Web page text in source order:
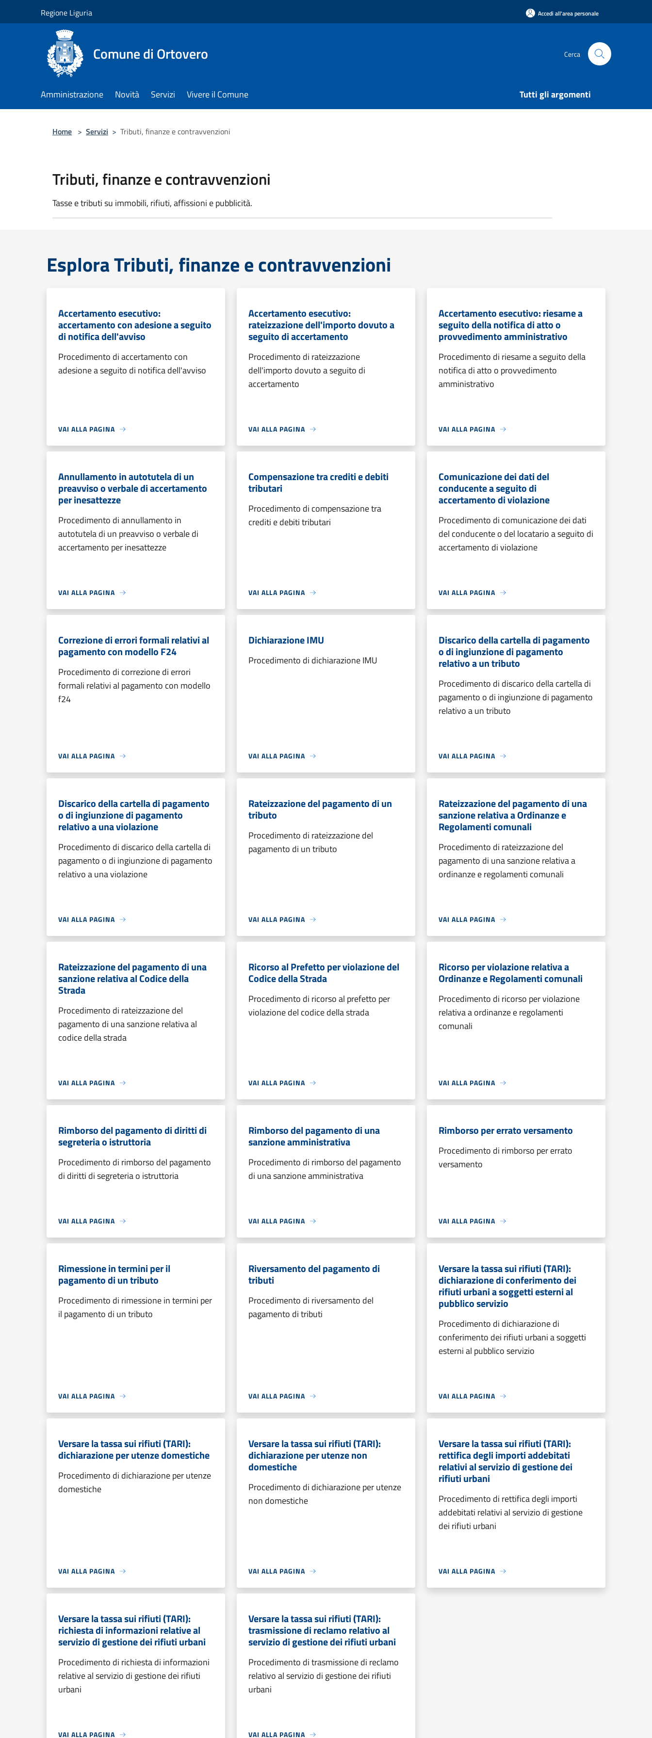
Regione Liguria Accedi all'area personale
Comune di Ortovero Cerca
Amministrazione Novità Servizi Vivere il Comune Tutti gli argomenti
Home > Servizi > Tributi, finanze e contravvenzioni
Tributi, finanze e contravvenzioni
Tasse e tributi su immobili, rifiuti, affissioni e pubblicità.
Esplora Tributi, finanze e contravvenzioni
Accertamento esecutivo:
accertamento con adesione a seguito
di notifica dell'avviso
Procedimento di accertamento con
adesione a seguito di notifica dell'avviso
VAI ALLA PAGINA
Accertamento esecutivo:
rateizzazione dell'importo dovuto a
seguito di accertamento
Procedimento di rateizzazione
dell'importo dovuto a seguito di
accertamento
VAI ALLA PAGINA
Accertamento esecutivo: riesame a
seguito della notifica di atto o
provvedimento amministrativo
Procedimento di riesame a seguito della
notifica di atto o provvedimento
amministrativo
VAI ALLA PAGINA
Annullamento in autotutela di un
preavviso o verbale di accertamento
per inesattezze
Procedimento di annullamento in
autotutela di un preavviso o verbale di
accertamento per inesattezze
VAI ALLA PAGINA
Compensazione tra crediti e debiti
tributari
Procedimento di compensazione tra
crediti e debiti tributari
VAI ALLA PAGINA
Comunicazione dei dati del
conducente a seguito di
accertamento di violazione
Procedimento di comunicazione dei dati
del conducente o del locatario a seguito di
accertamento di violazione
VAI ALLA PAGINA
Correzione di errori formali relativi al
pagamento con modello F24
Procedimento di correzione di errori
formali relativi al pagamento con modello
f24
VAI ALLA PAGINA
Dichiarazione IMU
Procedimento di dichiarazione IMU
VAI ALLA PAGINA
Discarico della cartella di pagamento
o di ingiunzione di pagamento
relativo a un tributo
Procedimento di discarico della cartella di
pagamento o di ingiunzione di pagamento
relativo a un tributo
VAI ALLA PAGINA
Discarico della cartella di pagamento
o di ingiunzione di pagamento
relativo a una violazione
Procedimento di discarico della cartella di
pagamento o di ingiunzione di pagamento
relativo a una violazione
VAI ALLA PAGINA
Rateizzazione del pagamento di un
tributo
Procedimento di rateizzazione del
pagamento di un tributo
VAI ALLA PAGINA
Rateizzazione del pagamento di una
sanzione relativa a Ordinanze e
Regolamenti comunali
Procedimento di rateizzazione del
pagamento di una sanzione relativa a
ordinanze e regolamenti comunali
VAI ALLA PAGINA
Rateizzazione del pagamento di una
sanzione relativa al Codice della
Strada
Procedimento di rateizzazione del
pagamento di una sanzione relativa al
codice della strada
VAI ALLA PAGINA
Ricorso al Prefetto per violazione del
Codice della Strada
Procedimento di ricorso al prefetto per
violazione del codice della strada
VAI ALLA PAGINA
Ricorso per violazione relativa a
Ordinanze e Regolamenti comunali
Procedimento di ricorso per violazione
relativa a ordinanze e regolamenti
comunali
VAI ALLA PAGINA
Rimborso del pagamento di diritti di
segreteria o istruttoria
Procedimento di rimborso del pagamento
di diritti di segreteria o istruttoria
VAI ALLA PAGINA
Rimborso del pagamento di una
sanzione amministrativa
Procedimento di rimborso del pagamento
di una sanzione amministrativa
VAI ALLA PAGINA
Rimborso per errato versamento
Procedimento di rimborso per errato
versamento
VAI ALLA PAGINA
Rimessione in termini per il
pagamento di un tributo
Procedimento di rimessione in termini per
il pagamento di un tributo
VAI ALLA PAGINA
Riversamento del pagamento di
tributi
Procedimento di riversamento del
pagamento di tributi
VAI ALLA PAGINA
Versare la tassa sui rifiuti (TARI):
dichiarazione di conferimento dei
rifiuti urbani a soggetti esterni al
pubblico servizio
Procedimento di dichiarazione di
conferimento dei rifiuti urbani a soggetti
esterni al pubblico servizio
VAI ALLA PAGINA
Versare la tassa sui rifiuti (TARI):
dichiarazione per utenze domestiche
Procedimento di dichiarazione per utenze
domestiche
VAI ALLA PAGINA
Versare la tassa sui rifiuti (TARI):
dichiarazione per utenze non
domestiche
Procedimento di dichiarazione per utenze
non domestiche
VAI ALLA PAGINA
Versare la tassa sui rifiuti (TARI):
rettifica degli importi addebitati
relativi al servizio di gestione dei
rifiuti urbani
Procedimento di rettifica degli importi
addebitati relativi al servizio di gestione
dei rifiuti urbani
VAI ALLA PAGINA
Versare la tassa sui rifiuti (TARI):
richiesta di informazioni relative al
servizio di gestione dei rifiuti urbani
Procedimento di richiesta di informazioni
relative al servizio di gestione dei rifiuti
urbani
VAI ALLA PAGINA
Versare la tassa sui rifiuti (TARI):
trasmissione di reclamo relativo al
servizio di gestione dei rifiuti urbani
Procedimento di trasmissione di reclamo
relativo al servizio di gestione dei rifiuti
urbani
VAI ALLA PAGINA